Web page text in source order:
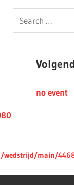
Search
for:
wedstrijd/main/
no event